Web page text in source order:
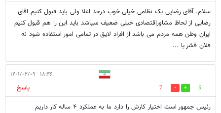
سلام. آقای رضایی یک نظامی خیلی خوب درحد اعلا ولی باید قبول کنیم اقای
رضایی از لحاظ مشاوراقتصادی خیلی ضعیف میباشد باید این را هم قبول کنیم
ایران وطن همه مردم می باشد از افراد لایق در تمامی امور استفاده شود نه
فلان قشر یا ...
۱۸:۴۶ - ۱۴۰۱/۰۲/۰۹
5
7
پاسخ
رئیس جمهور است اختیار کارش را دارد ما به عملکرد ۴ ساله کار داریم